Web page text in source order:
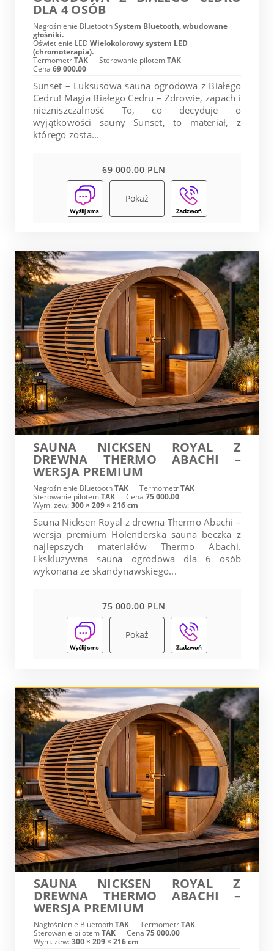
DLA 4 OSÓB
Nagłośnienie BluetoothSystem Bluetooth, wbudowane
głośniki.
Oświetlenie LED Wielokolorowy system LED
(chromoterapia).
TermometrTAK Sterowanie pilotemTAK
Cena 69 000.00
Sunset – Luksusowa sauna ogrodowa z Białego
Cedru! Magia Białego Cedru – Zdrowie, zapach i
niezniszczalność To, co decyduje o
wyjątkowości sauny Sunset, to materiał, z
którego zosta...
69 000.00 PLN
Pokaż
SAUNA NICKSEN ROYAL Z
DREWNA THERMO ABACHI –
WERSJA PREMIUM
Nagłośnienie BluetoothTAK TermometrTAK
Sterowanie pilotemTAK Cena 75 000.00
Wym. zew:300 × 209 × 216 cm
Sauna Nicksen Royal z drewna Thermo Abachi –
wersja premium Holenderska sauna beczka z
najlepszych materiałów Thermo Abachi.
Ekskluzywna sauna ogrodowa dla 6 osób
wykonana ze skandynawskiego...
75 000.00 PLN
Pokaż
SAUNA NICKSEN ROYAL Z
DREWNA THERMO ABACHI –
WERSJA PREMIUM
Nagłośnienie BluetoothTAK TermometrTAK
Sterowanie pilotemTAK Cena 75 000.00
Wym. zew:300 × 209 × 216 cm